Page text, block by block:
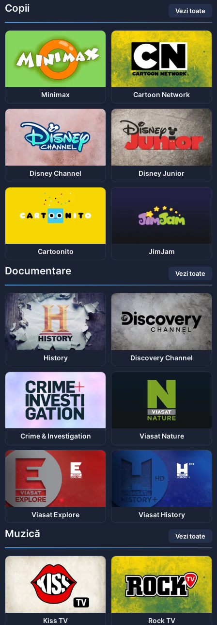
Copii Vezi toate
Minimax Cartoon Network
Disney Channel Disney Junior
Cartoonito JimJam
Documentare Vezi toate
History Discovery Channel
Crime & Investigation Viasat Nature
Viasat Explore Viasat History
Muzică Vezi toate
Kiss TV Rock TV